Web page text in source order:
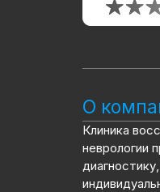
О
Клиника
неврологии